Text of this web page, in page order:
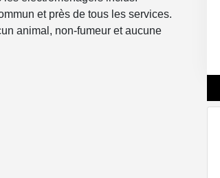
et près de tous les services.
animal, non-fumeur et aucune